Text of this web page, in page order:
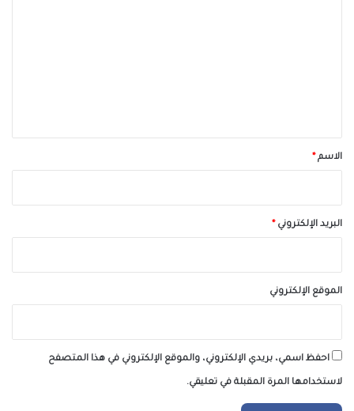
*الاسم*
البريد الإلكتروني*
الموقع الإلكتروني
احفظ اسمي، بريدي الإلكتروني، والموقع الإلكتروني في هذا المتصفح
لاستخدامها المرة المقبلة في تعليقي.